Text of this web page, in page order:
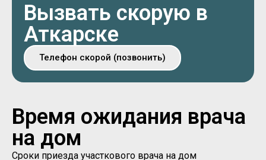
Вызвать скорую в
Аткарске
Телефон скорой (позвонить)
Время ожидания врача
на дом
Сроки приезда участкового врача на дом